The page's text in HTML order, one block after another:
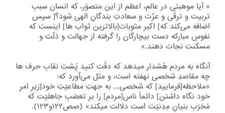
« آیا موهبتی در عالم، اعظم از این متصوّر، که انسان سببِ
تربیت و ترقّی و عزّت و سعادتِ بندگانِ الهی شود؟[ سپس
اضافه می‌کند که] اکبر مثوبات[بالاترین ثواب ها] اینست که
نفوسِ مبارکه دست بیچارگان را گرفته از جهالت و ذلّت و
مسکنت نجات دهند.»
آنگاه به مردم هُشدار میدهد که دقّت کنید پُشتِ نقابِ حرف ها
چه مقاصدِ شخصی نهفته است، و مثل می‌آورد که:
«ملاحظه[فرمایید] که شخصی... به جهتِ مطاعیّتِ خود[زیرِ امرِ
خود نگاه داشتن] دائماً ناس[مردم] را بر تعصّبِ جاهلیّت که
مُخرّبِ بنیانِ مِدِنیّت است دلالت میکند» (صص۱۲۲و۱۲۳).